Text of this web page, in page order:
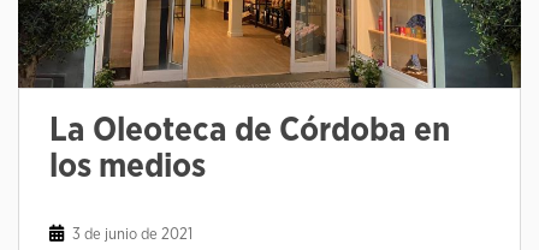
La Oleoteca de Córdoba en
los medios
3 de junio de 2021